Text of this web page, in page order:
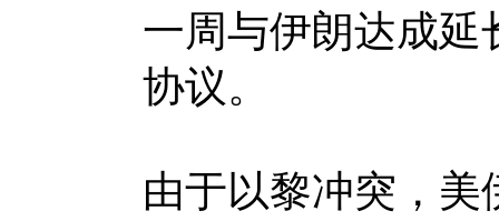
一周与伊朗达成延
协议。
由于以黎冲突，